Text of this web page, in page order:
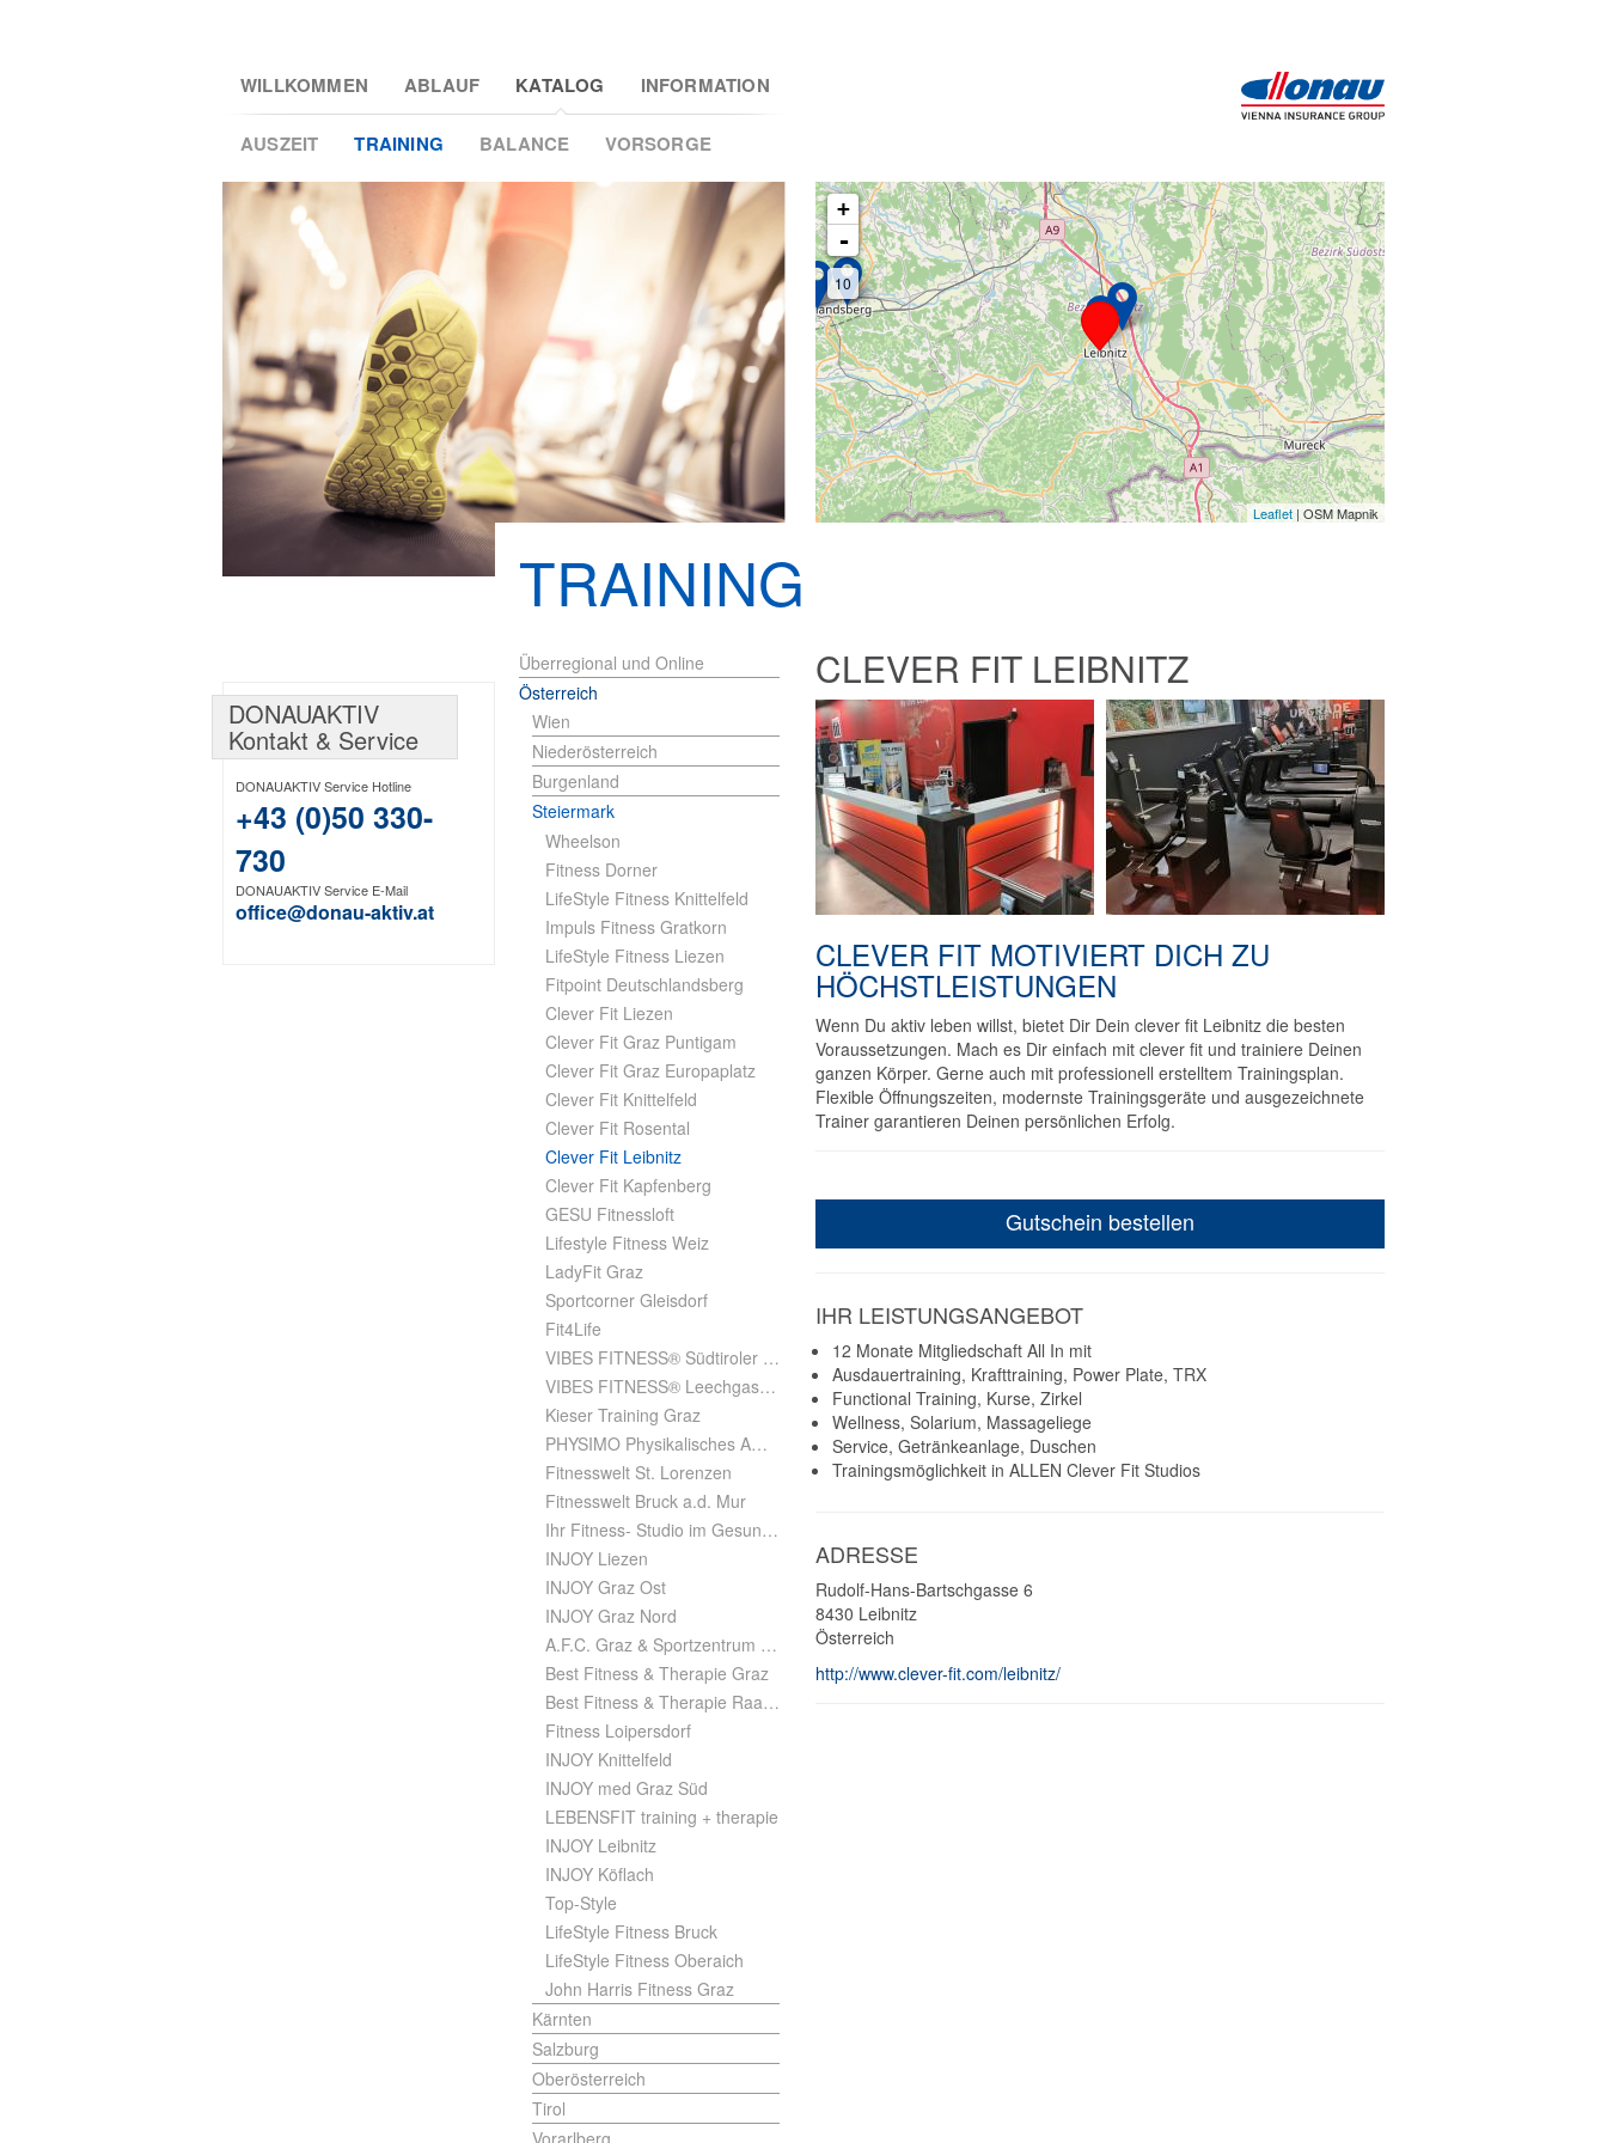
WILLKOMMEN ABLAUF KATALOG
AUSZEIT TRAINING BALANCE VORSORGE
INFORMATION
+
-
10
Leaflet | OSM Mapnik
TRAINING
Überregional und Online
Österreich
Wien
Niederösterreich
Burgenland
Steiermark
Wheelson
Fitness Dorner
LifeStyle Fitness Knittelfeld
Impuls Fitness Gratkorn
LifeStyle Fitness Liezen
Fitpoint Deutschlandsberg
Clever Fit Liezen
Clever Fit Graz Puntigam
Clever Fit Graz Europaplatz
Clever Fit Knittelfeld
Clever Fit Rosental
Clever Fit Leibnitz
Clever Fit Kapfenberg
GESU Fitnessloft
Lifestyle Fitness Weiz
LadyFit Graz
Sportcorner Gleisdorf
Fit4Life
VIBES FITNESS® Südtiroler Platz Graz
VIBES FITNESS® Leechgasse Graz
Kieser Training Graz
PHYSIMO Physikalisches Ambulatorium
Fitnesswelt St. Lorenzen
Fitnesswelt Bruck a.d. Mur
Ihr Fitness- Studio im Gesundheitspark
INJOY Liezen
INJOY Graz Ost
INJOY Graz Nord
A.F.C. Graz & Sportzentrum Pachern
Best Fitness & Therapie Graz
Best Fitness & Therapie Raaba
Fitness Loipersdorf
INJOY Knittelfeld
INJOY med Graz Süd
LEBENSFIT training + therapie
INJOY Leibnitz
INJOY Köflach
Top-Style
LifeStyle Fitness Bruck
LifeStyle Fitness Oberaich
John Harris Fitness Graz
Kärnten
Salzburg
Oberösterreich
Tirol
Vorarlberg
CLEVER FIT LEIBNITZ
CLEVER FIT MOTIVIERT DICH ZU
HÖCHSTLEISTUNGEN
Wenn Du aktiv leben willst, bietet Dir Dein clever fit Leibnitz die besten
Voraussetzungen. Mach es Dir einfach mit clever fit und trainiere Deinen
ganzen Körper. Gerne auch mit professionell erstelltem Trainingsplan.
Flexible Öffnungszeiten, modernste Trainingsgeräte und ausgezeichnete
Trainer garantieren Deinen persönlichen Erfolg.
Gutschein bestellen
IHR LEISTUNGSANGEBOT
12 Monate Mitgliedschaft All In mit
Ausdauertraining, Krafttraining, Power Plate, TRX
Functional Training, Kurse, Zirkel
Wellness, Solarium, Massageliege
Service, Getränkeanlage, Duschen
Trainingsmöglichkeit in ALLEN Clever Fit Studios
ADRESSE
Rudolf-Hans-Bartschgasse 6
8430 Leibnitz
Österreich
http://www.clever-fit.com/leibnitz/
DONAUAKTIV
Kontakt & Service
DONAUAKTIV Service Hotline
+43 (0)50 330-
730
DONAUAKTIV Service E-Mail
office@donau-aktiv.at